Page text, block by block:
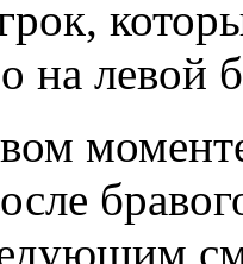
на левой